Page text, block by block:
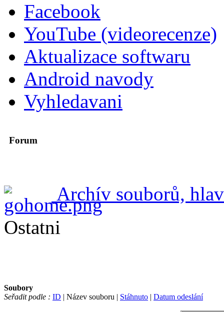
Facebook
YouTube (videorecenze)
Aktualizace softwaru
Android navody
Vyhledavani
Forum
Archív souborů,
Ostatni
Soubory
Seřadit podle : ID | Název souboru | Stáhnuto | Datum odeslání